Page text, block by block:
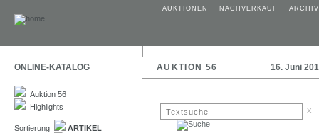
AUKTIONEN NACHVERKAUF ARCHIV
ONLINE-KATALOG AUKTION 56 16. Juni
Auktion 56
Highlights
Sortierung
ARTIKEL
x